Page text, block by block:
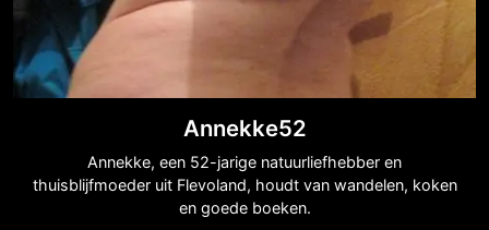
Annekke52
Annekke, een 52-jarige natuurliefhebber en
thuisblijfmoeder uit Flevoland, houdt van wandelen, koken
en goede boeken.